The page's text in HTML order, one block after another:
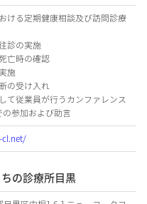
ける定期健康相談及び訪問診療
診の実施
亡時の確認
施
の受け入れ
て従業員が行うカンファレンス
参加および助言
の診療所目黒